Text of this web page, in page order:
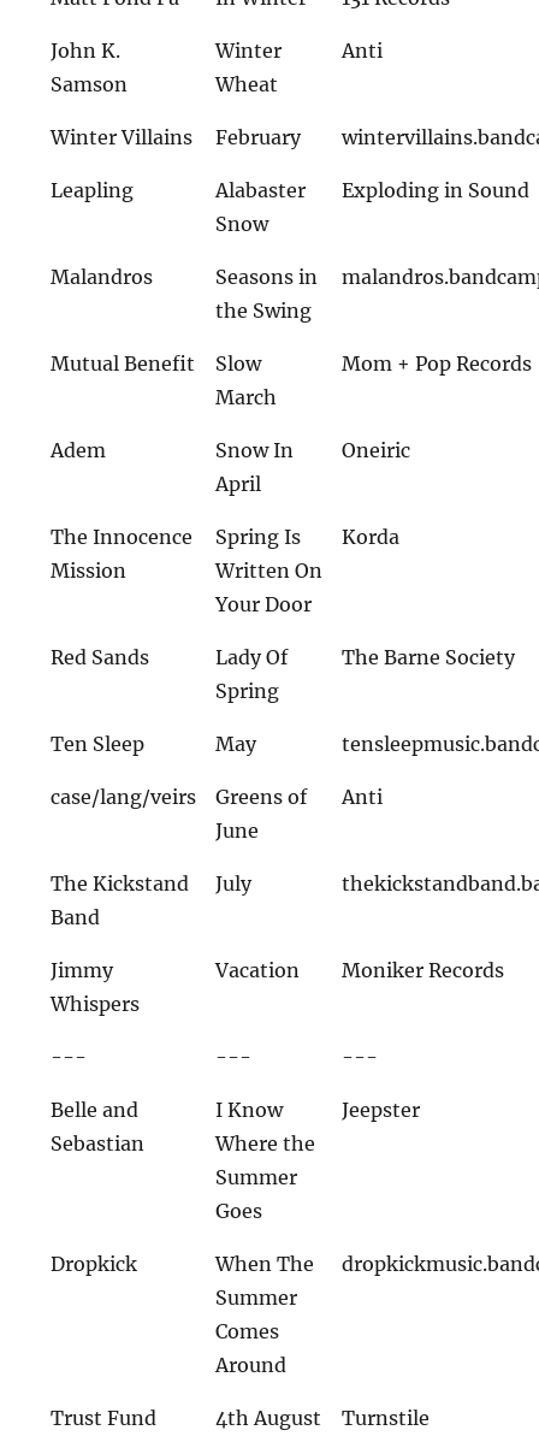
John K.
Samson
Winter
Wheat
Anti
Winter Villains February
Leapling
Alabaster
Snow
Exploding in Sound
Malandros
Seasons in
the Swing
Mutual Benefit
Slow
March
Mom + Pop Records
Adem
Snow In
April
Oneiric
The Innocence
Mission
Spring Is
Written On
Your Door
Korda
Red Sands
Lady Of
Spring
The Barne Society
Ten Sleep May
case/lang/veirs
Greens of
June
Anti
The Kickstand
Band
July
Jimmy
Whispers
Vacation Moniker Records
--- --- ---
Belle and
Sebastian
I Know
Where the
Summer
Goes
Jeepster
Dropkick
When The
Summer
Comes
Around
Trust Fund 4th August Turnstile